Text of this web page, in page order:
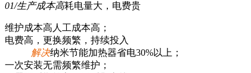
01/生产成本高耗电量大，电费贵
维护成本高人工成本高；
电费高，更换频繁，持续投入
解决纳米节能加热器省电30%以上；
一次安装无需频繁维护；